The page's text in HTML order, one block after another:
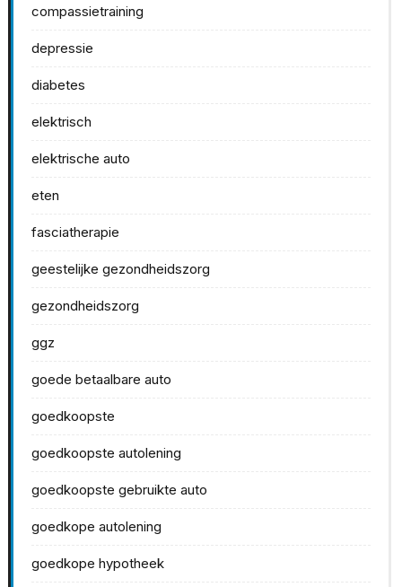
compassietraining
depressie
diabetes
elektrisch
elektrische auto
eten
fasciatherapie
geestelijke gezondheidszorg
gezondheidszorg
ggz
goede betaalbare auto
goedkoopste
goedkoopste autolening
goedkoopste gebruikte auto
goedkope autolening
goedkope hypotheek